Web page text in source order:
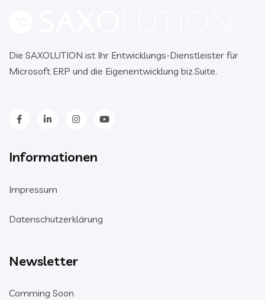
Die SAXOLUTION ist Ihr Entwicklungs-Dienstleister für
Microsoft ERP und die Eigenentwicklung biz.Suite.
Informationen
Impressum
Datenschutzerklärung
Newsletter
Comming Soon